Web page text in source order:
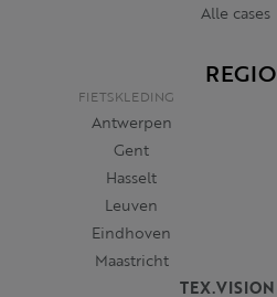
Alle
REGIO
FIETSKLEDING
Antwerpen
Gent
Hasselt
Leuven
Eindhoven
Maastricht